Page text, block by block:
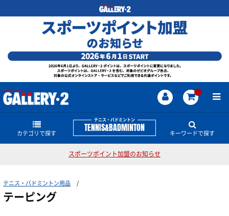
テニス・バドミントン
TENNIS&BADMINTON
カテゴリで探す
硬式テニスラケット
ストリング
キーワードで探す
スポーツポイント加盟のお知らせ
テニス・バドミントン用品
テーピング